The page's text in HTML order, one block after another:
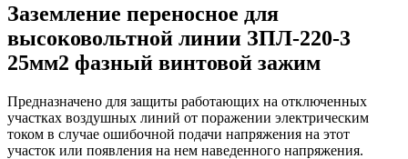
Заземление переносное для
высоковольтной линии ЗПЛ-220-3
25мм2 фазный винтовой зажим
Предназначено для защиты работающих на отключенных
участках воздушных линий от поражении электрическим
током в случае ошибочной подачи напряжения на этот
участок или появления на нем наведенного напряжения.